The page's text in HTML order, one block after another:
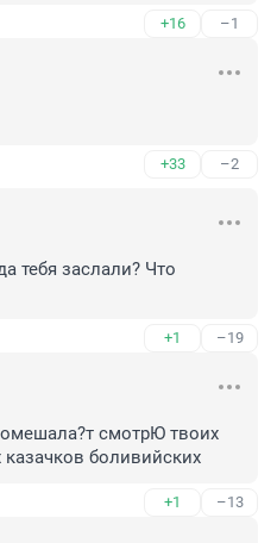
+16 –1
+33 –2
тебя заслали? Что
+1 –19
смотрЮ твоих
боливийских
+1 –13